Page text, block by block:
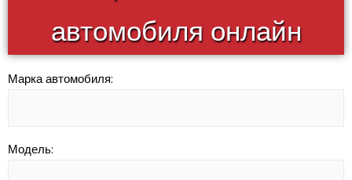
автомобиля онлайн
Марка автомобиля:
Модель: